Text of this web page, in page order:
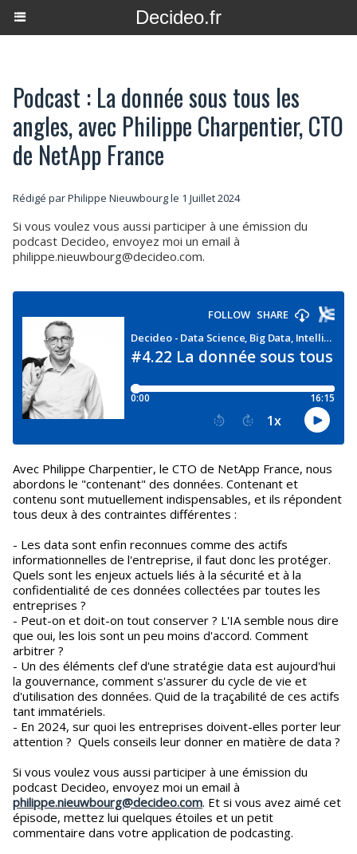
Decideo.fr
Podcast : La donnée sous tous les
angles, avec Philippe Charpentier, CTO
de NetApp France
Rédigé parPhilippe Nieuwbourgle 1 Juillet 2024
Si vous voulez vous aussi participer à une émission du
podcast Decideo, envoyez moi un email à
philippe.nieuwbourg@decideo.com.
Avec Philippe Charpentier, le CTO de NetApp France, nous
abordons le "contenant" des données. Contenant et
contenu sont mutuellement indispensables, et ils répondent
tous deux à des contraintes différentes :
- Les data sont enfin reconnues comme des actifs
informationnelles de l'entreprise, il faut donc les protéger.
Quels sont les enjeux actuels liés à la sécurité et à la
confidentialité de ces données collectées par toutes les
entreprises ?
- Peut-on et doit-on tout conserver ? L'IA semble nous dire
que oui, les lois sont un peu moins d'accord. Comment
arbitrer ?
- Un des éléments clef d'une stratégie data est aujourd'hui
la gouvernance, comment s'assurer du cycle de vie et
d'utilisation des données. Quid de la traçabilité de ces actifs
tant immatériels.
- En 2024, sur quoi les entreprises doivent-elles porter leur
attention ? Quels conseils leur donner en matière de data ?
Si vous voulez vous aussi participer à une émission du
podcast Decideo, envoyez moi un email à
philippe.nieuwbourg@decideo.com. Et si vous avez aimé cet
épisode, mettez lui quelques étoiles et un petit
commentaire dans votre application de podcasting.